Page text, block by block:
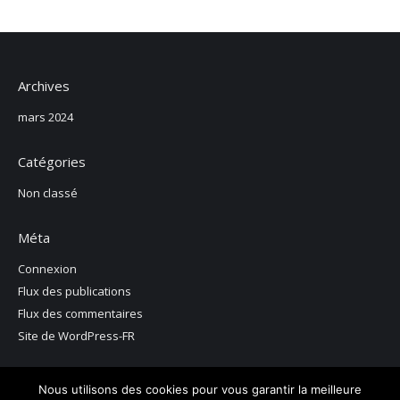
Archives
mars 2024
Catégories
Non classé
Méta
Connexion
Flux des publications
Flux des commentaires
Site de WordPress-FR
Nous utilisons des cookies pour vous garantir la meilleure